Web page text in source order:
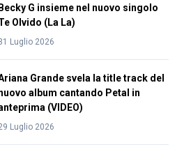
Becky G insieme nel nuovo singolo
Olvido (La La)
Luglio 2026
Grande svela la title track del
album cantando Petal in
(VIDEO)
Luglio 2026